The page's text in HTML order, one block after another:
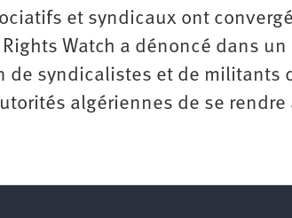
et syndicaux ont
Watch a dénoncé dans un
syndicalistes et de militants
algériennes de se rendre